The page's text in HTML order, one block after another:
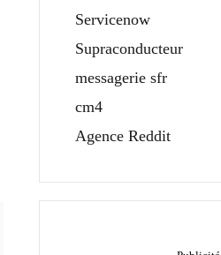
Servicenow
Supraconducteur
messagerie sfr
cm4
Agence Reddit